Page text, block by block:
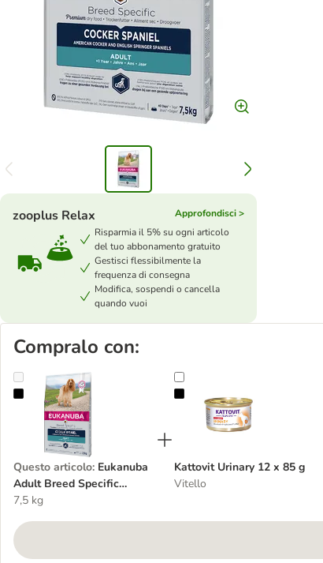
zooplus Relax
Approfondisci >
Risparmia il 5% su ogni articolo
del tuo abbonamento gratuito
Gestisci flessibilmente la
frequenza di consegna
Modifica, sospendi o cancella
quando vuoi
Compralo con:
Eukanuba Adult Breed Specific Cocker Spaniel
Questo articolo: Eukanuba
Adult Breed Specific
Cocker Spaniel
7,5 kg
Kattovit Urinary 12 x 85 g
Kattovit Urinary 12 x 85 g
Vitello